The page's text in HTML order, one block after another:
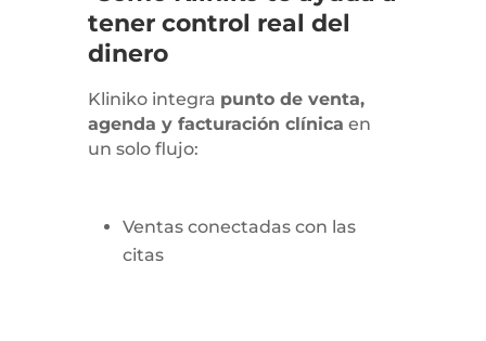
tener control real del
dinero
Kliniko integra punto de venta,
agenda y facturación clínica en
un solo flujo:
Ventas conectadas con las
citas